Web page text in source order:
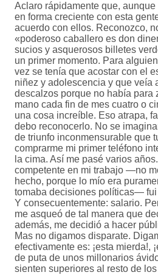
Aclaro rápidamente que,
en forma creciente con esta
acuerdo con ellos. Reconozco,
«poderoso caballero es don
sucios y asquerosos billetes
un primer momento. Para
vez se tenía que acostar con el
niñez y adolescencia y que veía
descalzos porque no había para
mano cada fin de mes cuatro o
una cosa increíble. Eso atrapa,
debo reconocerlo. No se
de triunfo inconmensurable que
comprarme mi primer teléfono
la cima. Así me pasé varios
competente en mi trabajo —no
hecho, porque lo mío era
tomaba decisiones políticas—
Y consecuentemente: salario.
me asqueó de tal manera que
además, me decidió a hacer
Mas no digamos disparate.
efectivamente es: ¡esta mierda!,
de puta de unos millonarios
sienten superiores al resto de